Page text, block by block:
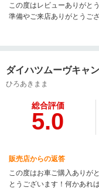
この度はレビューありがと
準備やご来店ありがとうご
ダイハツムーヴキャ
ひろあきまま
総合評価
5.0
販売店からの返答
この度はお車ご購入ありが
とうございます！何かあれ